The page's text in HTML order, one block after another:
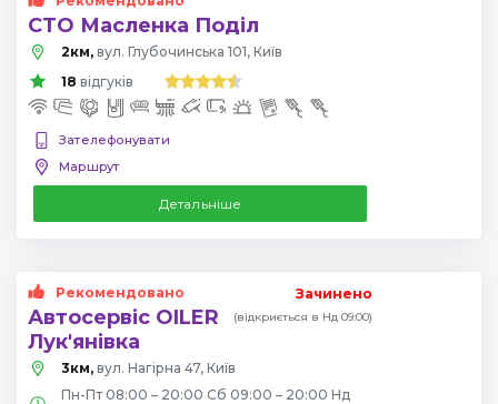
СТО Масленка Поділ
2км, вул. Глубочинська 101, Київ
18 відгуків
Зателефонувати
Маршрут
Детальніше
Рекомендовано
Автосервіс OILER
Лук'янівка
Зачинено
(відкриється в Нд 09:00)
3км, вул. Нагірна 47, Київ
Пн-Пт 08:00 – 20:00 Сб 09:00 – 20:00 Нд